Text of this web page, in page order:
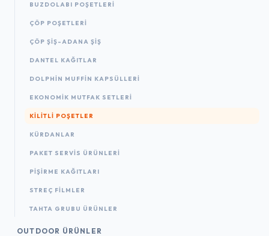
BUZDOLABI POŞETLERI
ÇÖP POŞETLERI
ÇÖP ŞIŞ-ADANA ŞIŞ
DANTEL KAĞITLAR
DOLPHIN MUFFIN KAPSÜLLERI
EKONOMIK MUTFAK SETLERI
KILITLI POŞETLER
KÜRDANLAR
PAKET SERVIS ÜRÜNLERI
PIŞIRME KAĞITLARI
STREÇ FILMLER
TAHTA GRUBU ÜRÜNLER
OUTDOOR ÜRÜNLER